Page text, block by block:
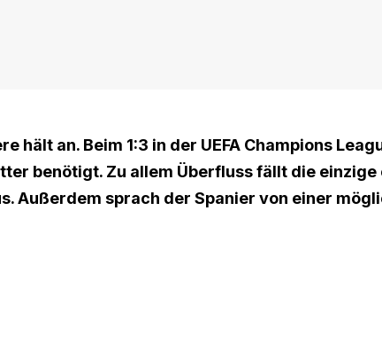
hält an. Beim 1:3 in der UEFA Champions
benötigt. Zu allem Überfluss fällt die einzige
Außerdem sprach der Spanier von einer